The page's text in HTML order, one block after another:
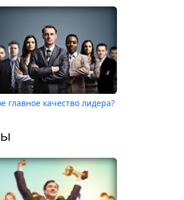
главное качество лидера?